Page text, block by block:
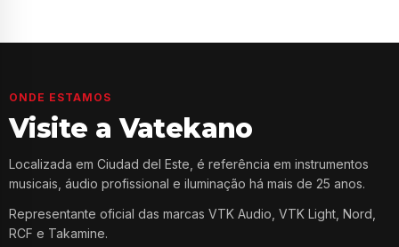
ONDE ESTAMOS
Visite a Vatekano
Localizada em Ciudad del Este, é referência em instrumentos
musicais, áudio profissional e iluminação há mais de 25 anos.
Representante oficial das marcas VTK Audio, VTK Light, Nord,
RCF e Takamine.